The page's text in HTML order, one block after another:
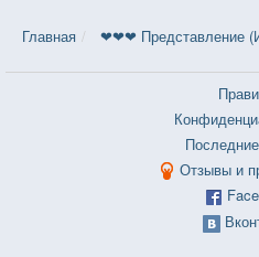
Главная ❤❤❤ Представление
Отзывы и